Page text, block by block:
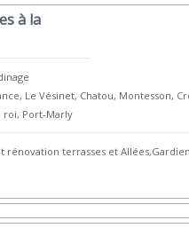
à la
Le Vésinet, Chatou, Montesson,
roi, Port-Marly
rénovation terrasses et